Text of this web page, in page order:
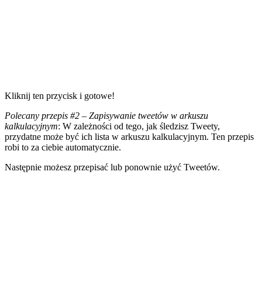
Kliknij ten przycisk i gotowe!
Polecany przepis #2 – Zapisywanie tweetów w arkuszu
kalkulacyjnym: W zależności od tego, jak śledzisz Tweety,
przydatne może być ich lista w arkuszu kalkulacyjnym. Ten przepis
robi to za ciebie automatycznie.
Następnie możesz przepisać lub ponownie użyć Tweetów.